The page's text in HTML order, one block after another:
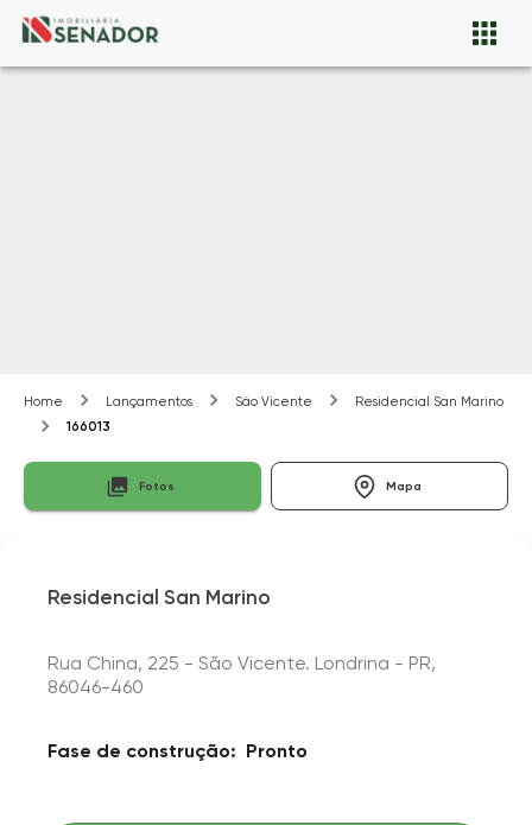
Home Lançamentos São Vicente
Residencial San Marino
166013
Fotos Mapa
Residencial San Marino
Rua China, 225 - São Vicente. Londrina - PR,
86046-460
Fase de construção: Pronto